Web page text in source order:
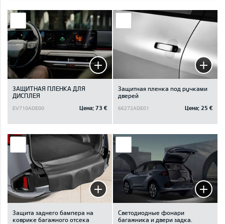
ЗАЩИТНАЯ ПЛЕНКА ДЛЯ
ДИСПЛЕЯ
EV710ADE00 Цена: 73 €
Защитная пленка под ручками
дверей
66272ADE01 Цена: 25 €
Защита заднего бампера на
коврике багажного отсека
Светодиодные фонари
багажника и двери задка.